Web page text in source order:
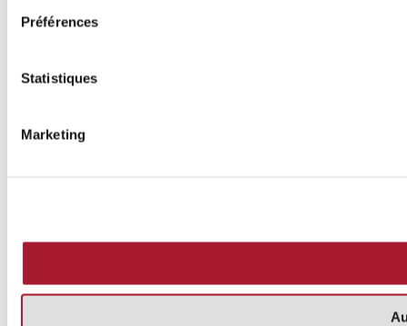
Préférences
Statistiques
Marketing